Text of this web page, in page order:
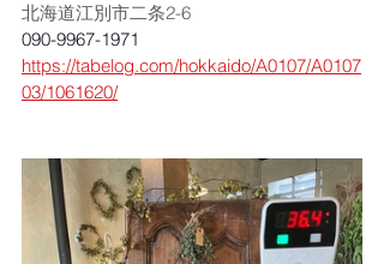
北海道江別市二条2-6
090-9967-1971
https://tabelog.com/hokkaido/A0107/A0107
03/1061620/